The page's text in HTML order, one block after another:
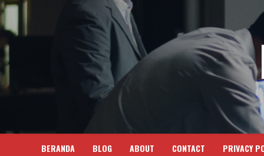
Skip
content
BERANDA BLOG ABOUT CONTACT PRIVACY